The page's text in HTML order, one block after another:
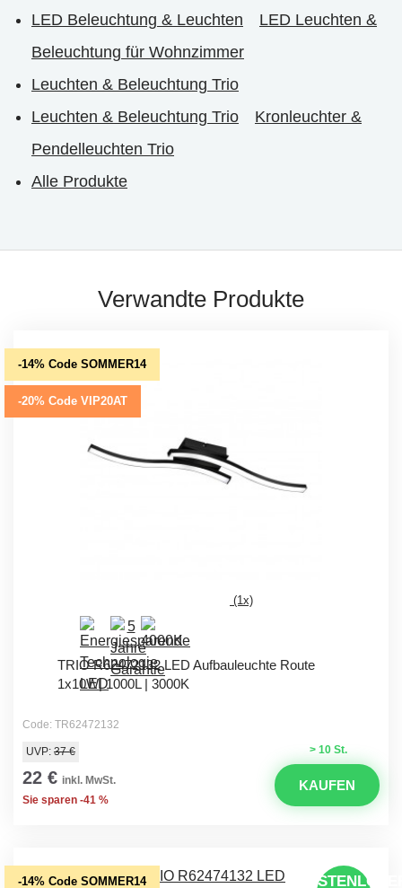
LED Beleuchtung & Leuchten
LED Leuchten &
Beleuchtung für Wohnzimmer
Leuchten & Beleuchtung Trio
Leuchten & Beleuchtung Trio
Kronleuchter &
Pendelleuchten Trio
Alle Produkte
Verwandte Produkte
-14% Code SOMMER14
-20% Code VIP20AT
(1x)
TRIO R62472132 LED Aufbauleuchte Route
1x10W| 1000L | 3000K
Code: TR62472132
> 10 St.
UVP: 37 €
22 € inkl. MwSt.
Sie sparen -41 %
KAUFEN
-14% Code SOMMER14